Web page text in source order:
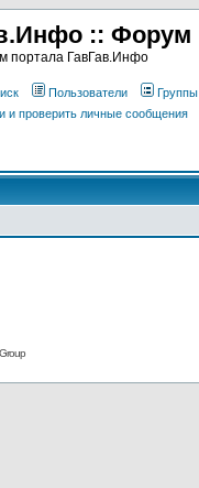
:: Форум
портала ГавГав.Инфо
Пользователи Группы
и проверить личные сообщения